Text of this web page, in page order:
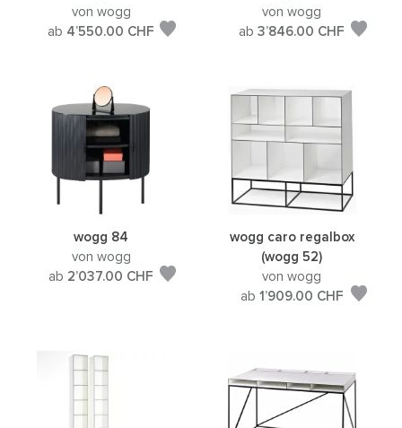
von wogg
ab 4’550.00 CHF
von wogg
ab3’846.00 CHF
wogg 84
von wogg
ab 2’037.00 CHF
wogg caro regalbox
(wogg 52)
von wogg
ab 1’909.00 CHF